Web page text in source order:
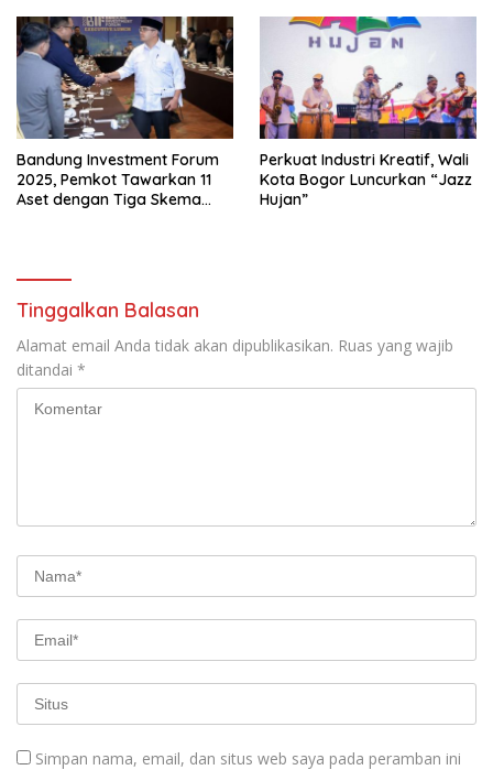
Bandung Investment Forum
2025, Pemkot Tawarkan 11
Aset dengan Tiga Skema
Perkuat Industri Kreatif, Wali
Kota Bogor Luncurkan “Jazz
Hujan”
Tinggalkan Balasan
Alamat email Anda tidak akan dipublikasikan. Ruas yang wajib
ditandai *
Simpan nama, email, dan situs web saya pada peramban ini